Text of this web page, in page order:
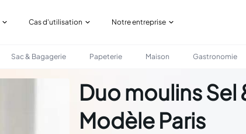
Cas d'utilisation Notre entreprise
Sac & Bagagerie Papeterie Maison Gastronomie
Duo moulins
Modèle Paris